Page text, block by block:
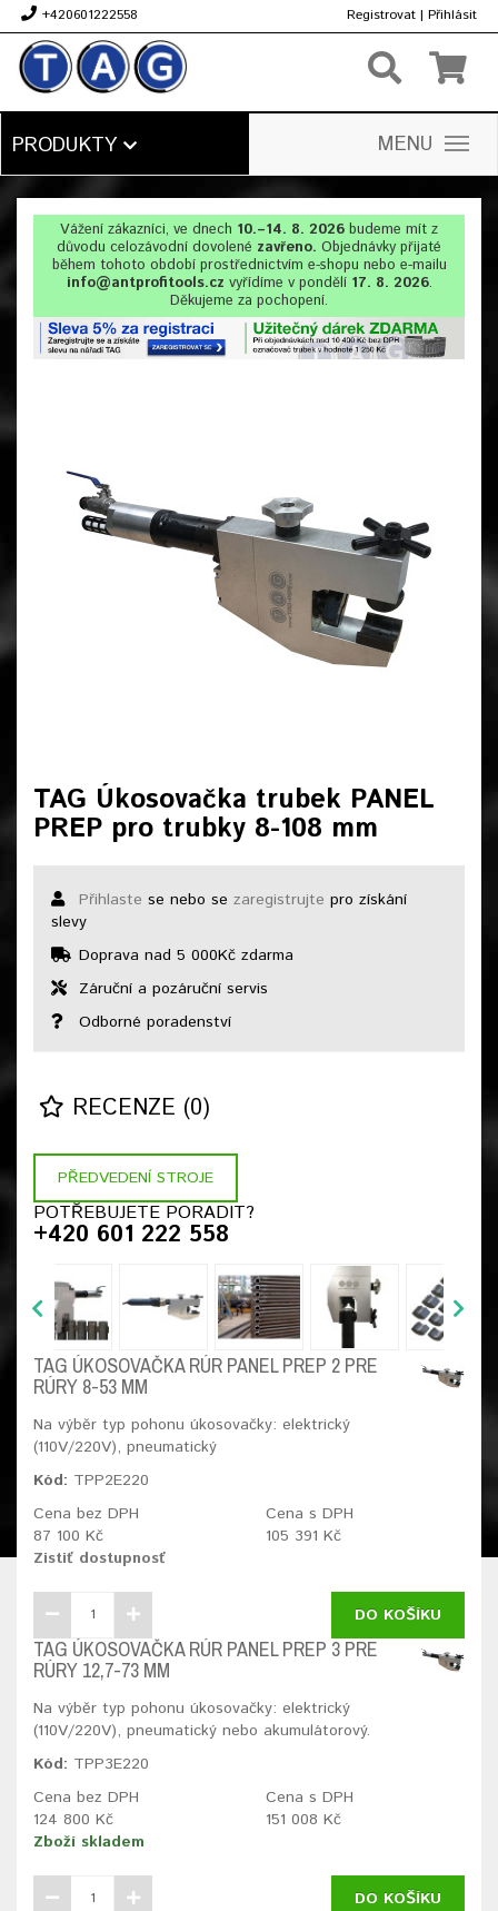
+420601222558 Registrovat | Přihlásit
PRODUKTY MENU
Vážení zákazníci, ve dnech 10.–14. 8. 2026 budeme mít z
důvodu celozávodní dovolené zavřeno. Objednávky přijaté
během tohoto období prostřednictvím e-shopu nebo e-mailu
info@antprofitools.cz vyřídíme v pondělí 17. 8. 2026.
Děkujeme za pochopení.
TAG Úkosovačka trubek PANEL
PREP pro trubky 8-108 mm
Přihlaste se nebo se zaregistrujte pro získání
slevy
Doprava nad 5 000Kč zdarma
Záruční a pozáruční servis
Odborné poradenství
RECENZE (0)
PŘEDVEDENÍ STROJE
POTŘEBUJETE PORADIT?
+420 601 222 558
TAG ÚKOSOVAČKA RÚR PANEL PREP 2 PRE
RÚRY 8-53 MM
Na výběr typ pohonu úkosovačky: elektrický
(110V/220V), pneumatický
Kód: TPP2E220
Cena bez DPH
87 100 Kč
Cena s DPH
105 391 Kč
Zistiť dostupnosť
DO KOŠÍKU
TAG ÚKOSOVAČKA RÚR PANEL PREP 3 PRE
RÚRY 12,7-73 MM
Na výběr typ pohonu úkosovačky: elektrický
(110V/220V), pneumatický nebo akumulátorový.
Kód: TPP3E220
Cena bez DPH
124 800 Kč
Cena s DPH
151 008 Kč
Zboží skladem
DO KOŠÍKU